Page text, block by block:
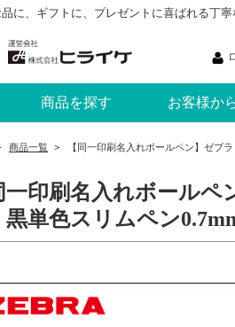
に、ギフトに、プレゼントに喜ばれる丁寧
商品を探す お客様か
商品一覧 > 【同一印刷名入れボールペン】ゼブ
一印刷名入れボール
黒単色スリムペン